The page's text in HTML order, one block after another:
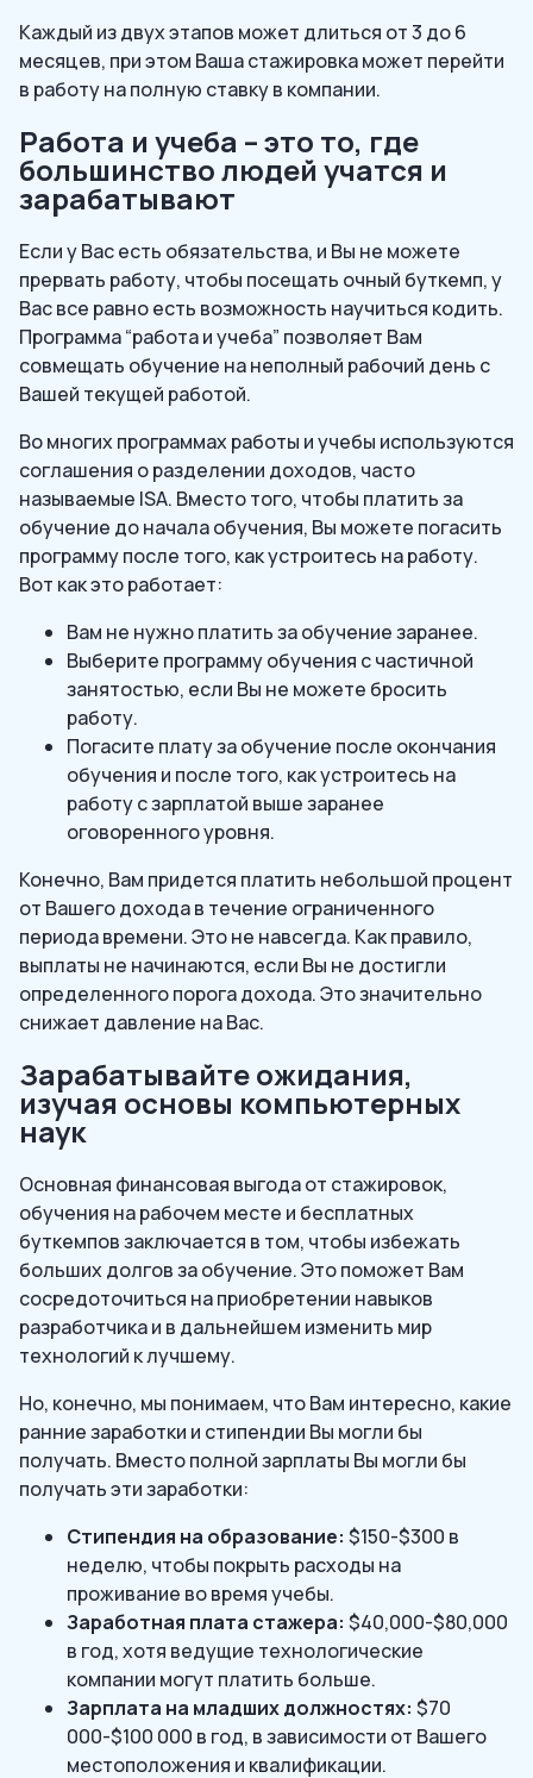
Каждый из двух этапов может длиться от 3 до 6
месяцев, при этом Ваша стажировка может перейти
в работу на полную ставку в компании.
Работа и учеба – это то, где
большинство людей учатся и
зарабатывают
Если у Вас есть обязательства, и Вы не можете
прервать работу, чтобы посещать очный буткемп, у
Вас все равно есть возможность научиться кодить.
Программа “работа и учеба” позволяет Вам
совмещать обучение на неполный рабочий день с
Вашей текущей работой.
Во многих программах работы и учебы используются
соглашения о разделении доходов, часто
называемые ISA. Вместо того, чтобы платить за
обучение до начала обучения, Вы можете погасить
программу после того, как устроитесь на работу.
Вот как это работает:
Вам не нужно платить за обучение заранее.
Выберите программу обучения с частичной
занятостью, если Вы не можете бросить
работу.
Погасите плату за обучение после окончания
обучения и после того, как устроитесь на
работу с зарплатой выше заранее
оговоренного уровня.
Конечно, Вам придется платить небольшой процент
от Вашего дохода в течение ограниченного
периода времени. Это не навсегда. Как правило,
выплаты не начинаются, если Вы не достигли
определенного порога дохода. Это значительно
снижает давление на Вас.
Зарабатывайте ожидания,
изучая основы компьютерных
наук
Основная финансовая выгода от стажировок,
обучения на рабочем месте и бесплатных
буткемпов заключается в том, чтобы избежать
больших долгов за обучение. Это поможет Вам
сосредоточиться на приобретении навыков
разработчика и в дальнейшем изменить мир
технологий к лучшему.
Но, конечно, мы понимаем, что Вам интересно, какие
ранние заработки и стипендии Вы могли бы
получать. Вместо полной зарплаты Вы могли бы
получать эти заработки:
Стипендия на образование: $150-$300 в
неделю, чтобы покрыть расходы на
проживание во время учебы.
Заработная плата стажера: $40,000-$80,000
в год, хотя ведущие технологические
компании могут платить больше.
Зарплата на младших должностях: $70
000-$100 000 в год, в зависимости от Вашего
местоположения и квалификации.